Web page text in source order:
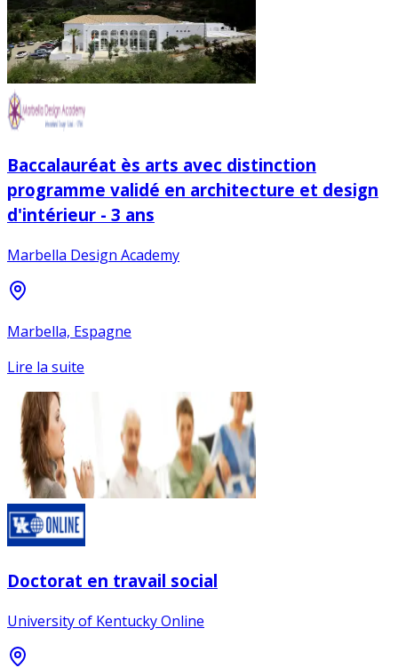
Baccalauréat ès arts avec distinction
programme validé en architecture et design
d'intérieur - 3 ans
Marbella Design Academy
Marbella, Espagne
Lire la suite
Doctorat en travail social
University of Kentucky Online